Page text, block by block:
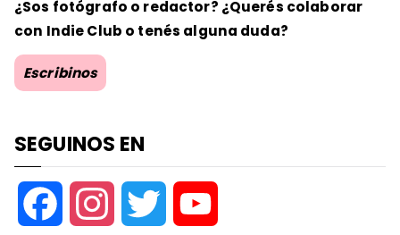
¿Sos fotógrafo o redactor? ¿Querés colaborar
con Indie Club o tenés alguna duda?
Escribinos
SEGUINOS EN